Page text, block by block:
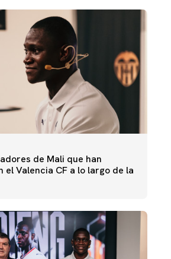
de Mali que han
el Valencia CF a lo largo de la